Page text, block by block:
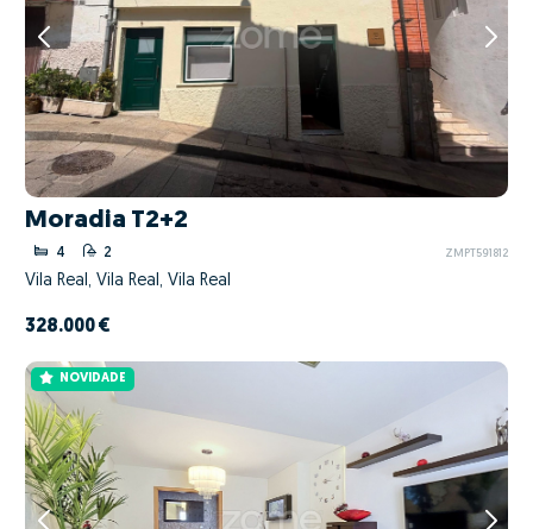
Moradia T2+2
4 2 ZMPT591812
Vila Real, Vila Real, Vila Real
328.000 €
NOVIDADE